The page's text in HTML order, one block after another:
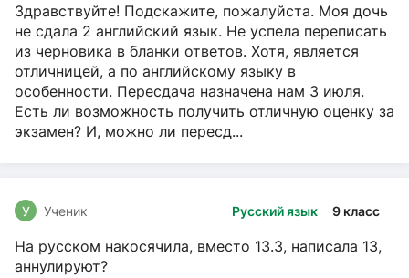
Здравствуйте! Подскажите, пожалуйста. Моя дочь
не сдала 2 английский язык. Не успела переписать
из черновика в бланки ответов. Хотя, является
отличницей, а по английскому языку в
особенности. Пересдача назначена нам 3 июля.
Есть ли возможность получить отличную оценку за
экзамен? И, можно ли пересд...
Русский язык 9 класс
У Ученик
На русском накосячила, вместо 13.3, написала 13,
аннулируют?